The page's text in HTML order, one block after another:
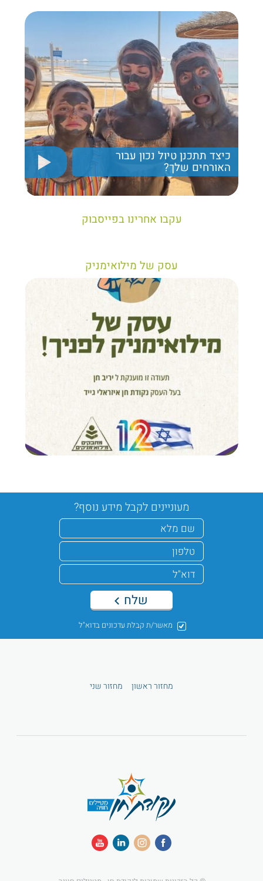
כיצד תתכנן טיול נכון עבור
האורחים שלך?
יריב חן, מציג את הקווים המנחים לבניית טיול נכון עבור
תיירים בישראל
עקבו אחרינו בפייסבוק
עסק של מילואימניק
מעוניינים לקבל מידע נוסף?
מאשר/ת קבלת עדכונים בדוא"ל
שלח
מחזור ראשון מחזור שני